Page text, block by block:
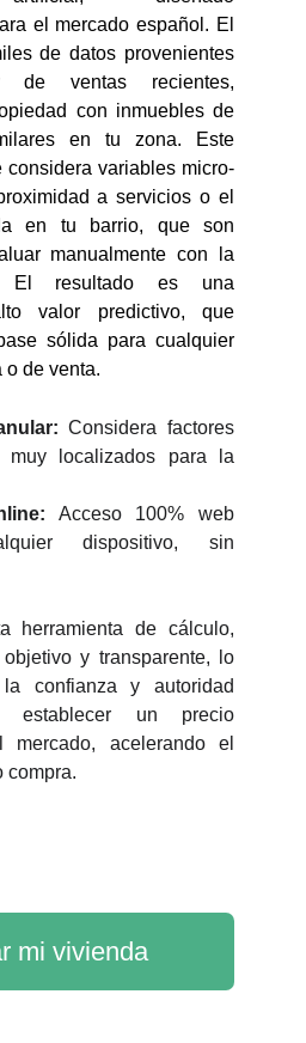
el mercado español. El
de datos provenientes
ventas recientes,
con inmuebles de
en tu zona. Este
variables micro-
a servicios o el
en tu barrio, que son
manualmente con la
El resultado es una
valor predictivo, que
sólida para cualquier
de venta.
Considera factores
muy localizados para la
Acceso 100% web
dispositivo, sin
herramienta de cálculo,
y transparente, lo
confianza y autoridad
establecer un precio
mercado, acelerando el
compra.
mi vivienda